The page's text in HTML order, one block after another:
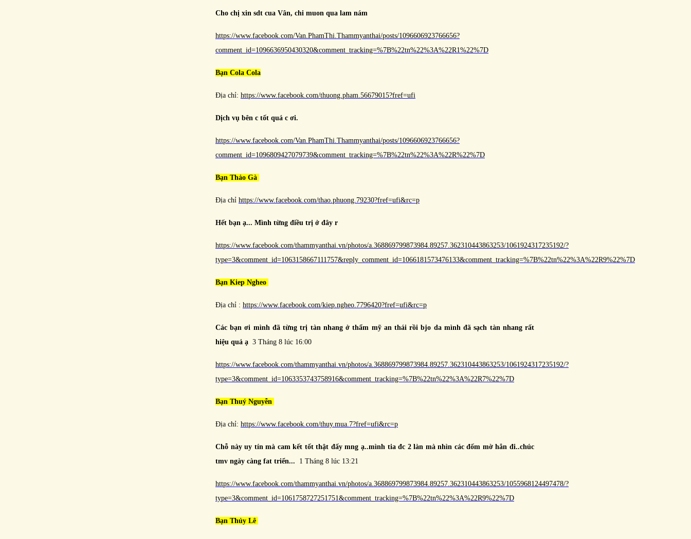
Cho chị xin sdt cua Vân, chi muon qua lam nám
https://www.facebook.com/Van.PhamThi.Thammyanthai/posts/1096606923766656?
comment_id=1096636950430320&comment_tracking=%7B%22tn%22%3A%22R1%22%7D
Bạn Cola Cola
Địa chỉ: https://www.facebook.com/thuong.pham.56679015?fref=ufi
Dịch vụ bên c tốt quá c ơi.
https://www.facebook.com/Van.PhamThi.Thammyanthai/posts/1096606923766656?
comment_id=1096809427079739&comment_tracking=%7B%22tn%22%3A%22R%22%7D
Bạn Thảo Gà
Địa chỉ https://www.facebook.com/thao.phuong.79230?fref=ufi&rc=p
Hết bạn ạ... Mình từng điều trị ở đây r
https://www.facebook.com/thammyanthai.vn/photos/a.368869799873984.89257.362310443863253/1061924317235192/?
type=3&comment_id=1063158667111757&reply_comment_id=1066181573476133&comment_tracking=%7B%22tn%22%3A%22R9%22%7D
Bạn Kiep Ngheo
Địa chỉ : https://www.facebook.com/kiep.ngheo.7796420?fref=ufi&rc=p
Các bạn ơi mình đã từng trị tàn nhang ở thẩm mỹ an thái rồi bjo da mình đã sạch tàn nhang rất
hiệu quả ạ 3 Tháng 8 lúc 16:00
https://www.facebook.com/thammyanthai.vn/photos/a.368869799873984.89257.362310443863253/1061924317235192/?
type=3&comment_id=1063353743758916&comment_tracking=%7B%22tn%22%3A%22R7%22%7D
Bạn Thuý Nguyễn
Địa chỉ: https://www.facebook.com/thuy.mua.7?fref=ufi&rc=p
Chỗ này uy tín mà cam kết tốt thật đấy mng ạ..mình tia đc 2 làn mà nhìn các đốm mờ hẳn đi..chúc
tmv ngày càng fat triển... 1 Tháng 8 lúc 13:21
https://www.facebook.com/thammyanthai.vn/photos/a.368869799873984.89257.362310443863253/1055968124497478/?
type=3&comment_id=1061758727251751&comment_tracking=%7B%22tn%22%3A%22R9%22%7D
Bạn Thủy Lê